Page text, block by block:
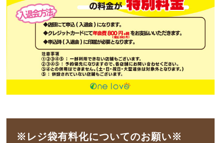
※レジ袋有料化についてのお願い※